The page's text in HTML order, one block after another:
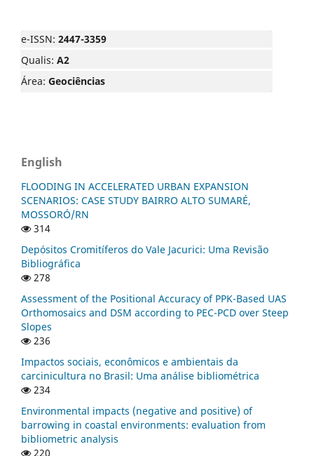
e-ISSN: 2447-3359
Qualis: A2
Área: Geociências
English
FLOODING IN ACCELERATED URBAN EXPANSION
SCENARIOS: CASE STUDY BAIRRO ALTO SUMARÉ,
MOSSORÓ/RN
314
Depósitos Cromitíferos do Vale Jacurici: Uma Revisão
Bibliográfica
278
Assessment of the Positional Accuracy of PPK-Based UAS
Orthomosaics and DSM according to PEC-PCD over Steep
Slopes
236
Impactos sociais, econômicos e ambientais da
carcinicultura no Brasil: Uma análise bibliométrica
234
Environmental impacts (negative and positive) of
barrowing in coastal environments: evaluation from
bibliometric analysis
220